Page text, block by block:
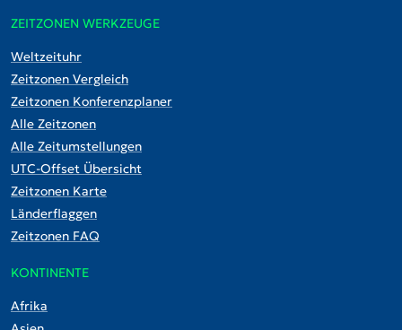
ZEITZONEN WERKZEUGE
Weltzeituhr
Zeitzonen Vergleich
Zeitzonen Konferenzplaner
Alle Zeitzonen
Alle Zeitumstellungen
UTC-Offset Übersicht
Zeitzonen Karte
Länderflaggen
Zeitzonen FAQ
KONTINENTE
Afrika